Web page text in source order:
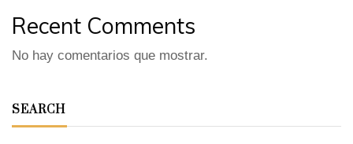
Recent Comments
No hay comentarios que mostrar.
SEARCH